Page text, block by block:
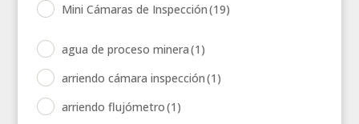
Mini Cámaras de Inspección(19)
agua de proceso minera(1)
arriendo cámara inspección(1)
arriendo flujómetro(1)